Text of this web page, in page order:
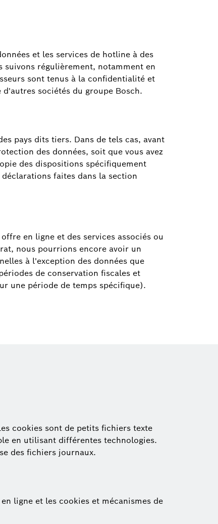
et les services de hotline à des
suivons régulièrement, notamment en
sont tenus à la confidentialité et
sociétés du groupe Bosch.
pays dits tiers. Dans de tels cas, avant
des données, soit que vous avez
des dispositions spécifiquement
faites dans la section
en ligne et des services associés ou
nous pourrions encore avoir un
à l'exception des données que
de conservation fiscales et
une période de temps spécifique).
cookies sont de petits fichiers texte
en utilisant différentes technologies.
des fichiers journaux.
ligne et les cookies et mécanismes de